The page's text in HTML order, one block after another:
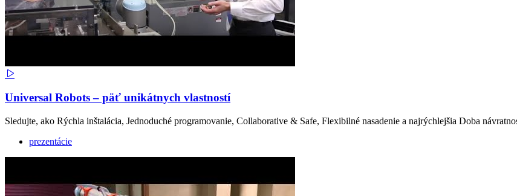
Universal Robots – päť unikátnych vlastností
Sledujte, ako Rýchla inštalácia, Jednoduché programovanie, Collaborative & Safe, Flexibilné nasadenie a najrýchlejšia Doba
prezentácie